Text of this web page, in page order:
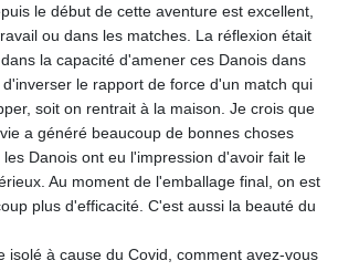
HRK 7.53416
HTG 150.622097
HUF 365.116225
IDR 20639.263954
ILS 3.465652
IMP 0.85592
INR 109.826937
IQD 1510.035474
IRR
ISK 142.412461
le début de cette aventure est excellent,
ou dans les matches. La réflexion était
la capacité d'amener ces Danois dans
le rapport de force d'un match qui
soit on rentrait à la maison. Je crois que
a généré beaucoup de bonnes choses
Danois ont eu l'impression d'avoir fait le
Au moment de l'emballage final, on est
plus d'efficacité. C'est aussi la beauté du
isolé à cause du Covid, comment avez-vous